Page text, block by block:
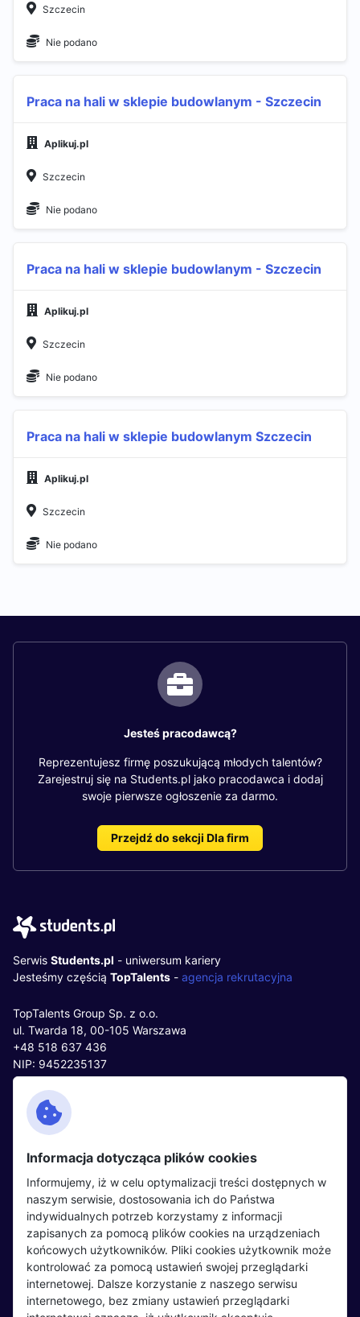
Szczecin
Nie podano
Praca na hali w sklepie budowlanym - Szczecin
Aplikuj.pl
Szczecin
Nie podano
Praca na hali w sklepie budowlanym - Szczecin
Aplikuj.pl
Szczecin
Nie podano
Praca na hali w sklepie budowlanym Szczecin
Aplikuj.pl
Szczecin
Nie podano
Jesteś pracodawcą?
Reprezentujesz firmę poszukującą młodych talentów?
Zarejestruj się na Students.pl jako pracodawca i dodaj
swoje pierwsze ogłoszenie za darmo.
Przejdź do sekcji Dla firm
Serwis Students.pl - uniwersum kariery
Jesteśmy częścią TopTalents - agencja rekrutacyjna
TopTalents Group Sp. z o.o.
ul. Twarda 18, 00-105 Warszawa
+48 518 637 436
NIP: 9452235137
Kontakt
Facebook
Twitter
LinkedIn
Partnerzy
Wydarzenia
Kandydaci
Regulamin kandydata
Oferty pracy
Pracodawcy
Regulamin pracodawcy
Dodaj ogłoszenie
Informacja dotycząca plików cookies
Informujemy, iż w celu optymalizacji treści dostępnych w
naszym serwisie, dostosowania ich do Państwa
indywidualnych potrzeb korzystamy z informacji
zapisanych za pomocą plików cookies na urządzeniach
końcowych użytkowników. Pliki cookies użytkownik może
kontrolować za pomocą ustawień swojej przeglądarki
internetowej. Dalsze korzystanie z naszego serwisu
internetowego, bez zmiany ustawień przeglądarki